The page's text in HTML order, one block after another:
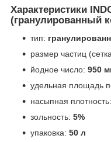
Характеристики
(гранулированный
тип:
размер частиц
йодное число: 950
удельная площадь
насыпная плотность:
зольность: 5%
упаковка: 50 л